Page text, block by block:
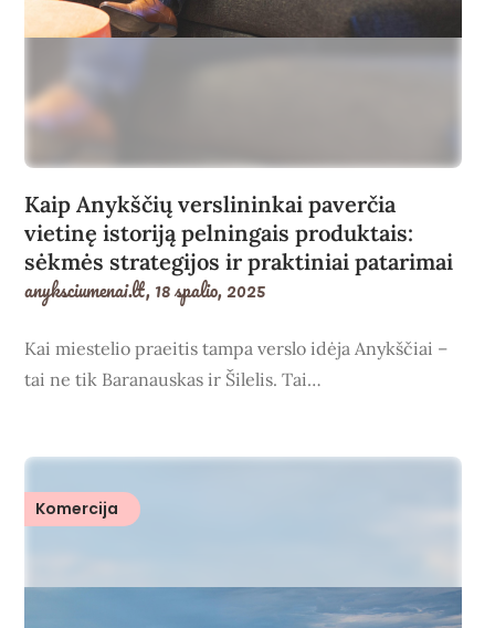
Kaip Anykščių verslininkai paverčia
vietinę istoriją pelningais produktais:
sėkmės strategijos ir praktiniai patarimai
anyksciumenai.lt,18 spalio, 2025
Kai miestelio praeitis tampa verslo idėja Anykščiai –
tai ne tik Baranauskas ir Šilelis. Tai…
Komercija